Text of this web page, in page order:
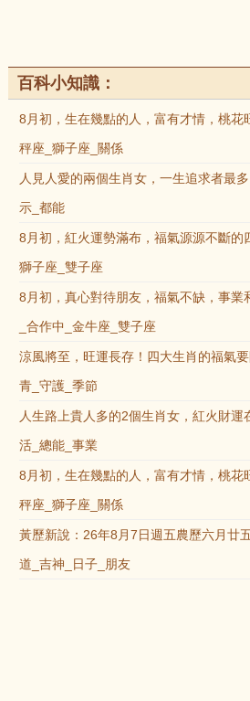
百科小知識：
8月初，生在幾點的人，富有才情，桃花
秤座_獅子座_關係
人見人愛的兩個生肖女，一生追求者最
示_都能
8月初，紅火運勢滿布，福氣源源不斷的
獅子座_雙子座
8月初，真心對待朋友，福氣不缺，事業
_合作中_金牛座_雙子座
涼風將至，旺運長存！四大生肖的福氣
青_守護_季節
人生路上貴人多的2個生肖女，紅火財運
活_總能_事業
8月初，生在幾點的人，富有才情，桃花
秤座_獅子座_關係
黃歷新說：26年8月7日週五農歷六月廿
道_吉神_日子_朋友